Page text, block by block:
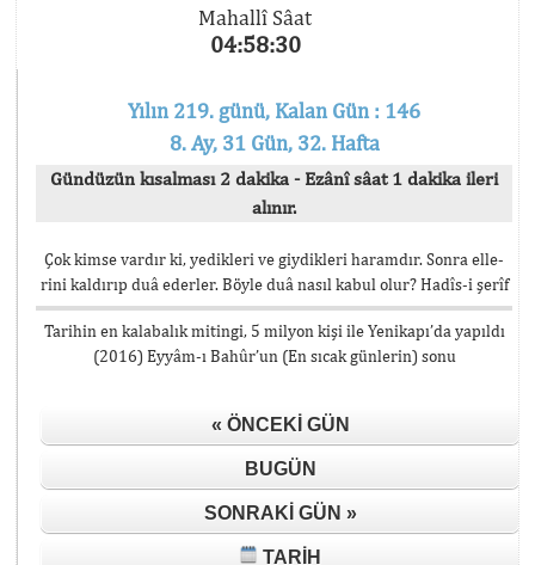
Mahallî Sâat
04:58:30
Yılın 219. günü, Kalan Gün : 146
8. Ay, 31 Gün, 32. Hafta
Gündüzün kısalması 2 dakika - Ezânî sâat 1 dakika ileri
alınır.
Çok kimse vardır ki, yedikleri ve giydikleri haramdır. Sonra elle-
rini kaldırıp duâ ederler. Böyle duâ nasıl kabul olur? Hadîs-i şerîf
Tarihin en kalabalık mitingi, 5 milyon kişi ile Yenikapı’da yapıldı
(2016) Eyyâm-ı Bahûr’un (En sıcak günlerin) sonu
« ÖNCEKI GÜN
BUGÜN
SONRAKI GÜN »
TARIH